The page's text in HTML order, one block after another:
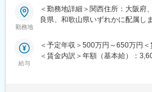
イクルに必要なベスト・イン・ク
プ」で提供しています。550社以
験をもって課題解決に取り組んで
大手企業で安定就業】
てキャリアをスタートできるポジ
当社は製薬・医療機器メーカーの
勤務地
＜勤務地詳細＞関西住所：大阪府
良県、和歌山県いずれかに配属します。 受動喫煙対策：
給与
＜予定年収＞500万円～650万円
＜賃金内訳＞年額（基本給）：